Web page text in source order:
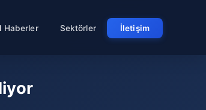
Haberler Sektörler İletişim